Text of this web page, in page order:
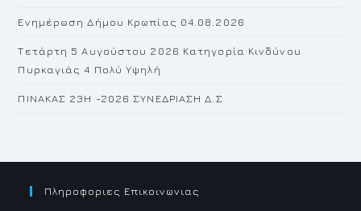
Ενημέρωση Δήμου Κρωπίας 04.08.2026
Τετάρτη 5 Αυγούστου 2026 Κατηγορία Κινδύνου
Πυρκαγιάς 4 Πολύ Υψηλή
ΠΙΝΑΚΑΣ 23H -2026 ΣΥΝΕΔΡΙΑΣΗ Δ.Σ
Πληροφοριες Επικοινωνιας